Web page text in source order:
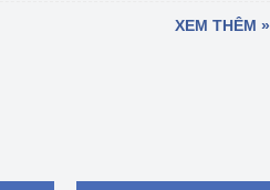
XEM THÊM »